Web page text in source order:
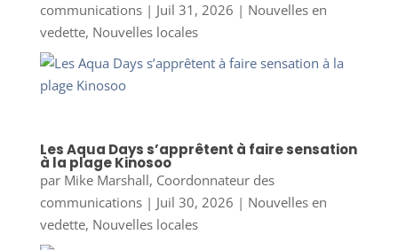
communications| Juil 31, 2026 | Nouvelles en
vedette, Nouvelles locales
Les Aqua Days s’apprêtent à faire sensation
à la plage Kinosoo
par Mike Marshall, Coordonnateur des
communications| Juil 30, 2026 | Nouvelles en
vedette, Nouvelles locales